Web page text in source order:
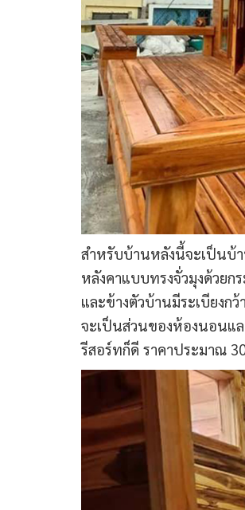
สำหรับบ้านหลังนี้จะเป็นบ้
หลังคาแบบทรงจั่วมุงด้วยก
และข้างตัวบ้านมีระเบียงก
จะเป็นส่วนของห้องนอนแ
รีสอร์ทก็ดี ราคาประมาณ